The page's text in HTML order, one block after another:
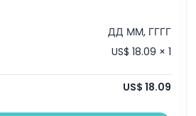
ДД ММ, ГГГГ
US$ 18.09 × 1
US$ 18.09